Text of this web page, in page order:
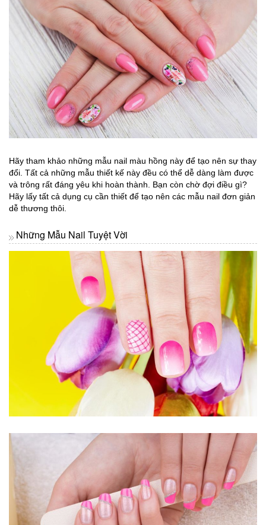
Hãy tham khảo những mẫu nail màu hồng này để tạo nên sự thay
đổi. Tất cả những mẫu thiết kế này đều có thể dễ dàng làm được
và trông rất đáng yêu khi hoàn thành. Bạn còn chờ đợi điều gì?
Hãy lấy tất cả dụng cụ cần thiết để tạo nên các mẫu nail đơn giản
dễ thương thôi.
Những Mẫu Nail Tuyệt Vời